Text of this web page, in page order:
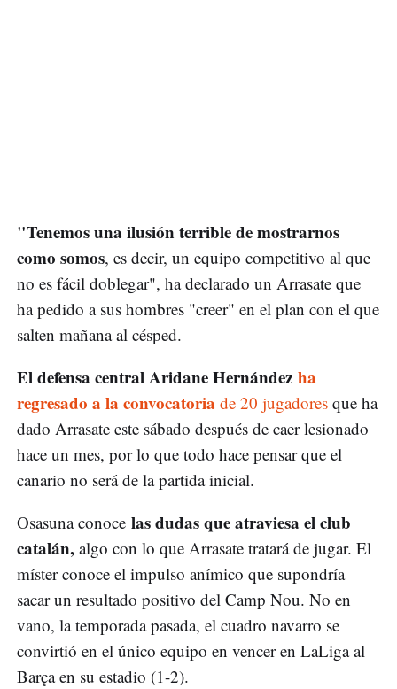
"Tenemos una ilusión terrible de mostrarnos
como somos, es decir, un equipo competitivo al que
no es fácil doblegar", ha declarado un Arrasate que
ha pedido a sus hombres "creer" en el plan con el que
salten mañana al césped.
El defensa central Aridane Hernández ha
regresado a la convocatoria de 20 jugadores que ha
dado Arrasate este sábado después de caer lesionado
hace un mes, por lo que todo hace pensar que el
canario no será de la partida inicial.
Osasuna conoce las dudas que atraviesa el club
catalán, algo con lo que Arrasate tratará de jugar. El
míster conoce el impulso anímico que supondría
sacar un resultado positivo del Camp Nou. No en
vano, la temporada pasada, el cuadro navarro se
convirtió en el único equipo en vencer en LaLiga al
Barça en su estadio (1-2).